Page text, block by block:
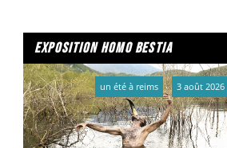
exposition homo bestia
un été à reims 3 août 2026